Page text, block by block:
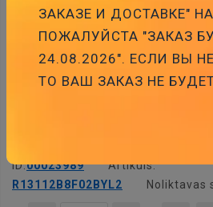
ID:00023989
Artikuls:
R13112B8F02BYL2
Noliktavas
ЗАКАЗЕ И ДОСТАВКЕ"
ПОЖАЛУЙСТА "ЗАКАЗ
24.08.2026". ЕСЛИ ВЫ
ТО ВАШ ЗАКАЗ НЕ